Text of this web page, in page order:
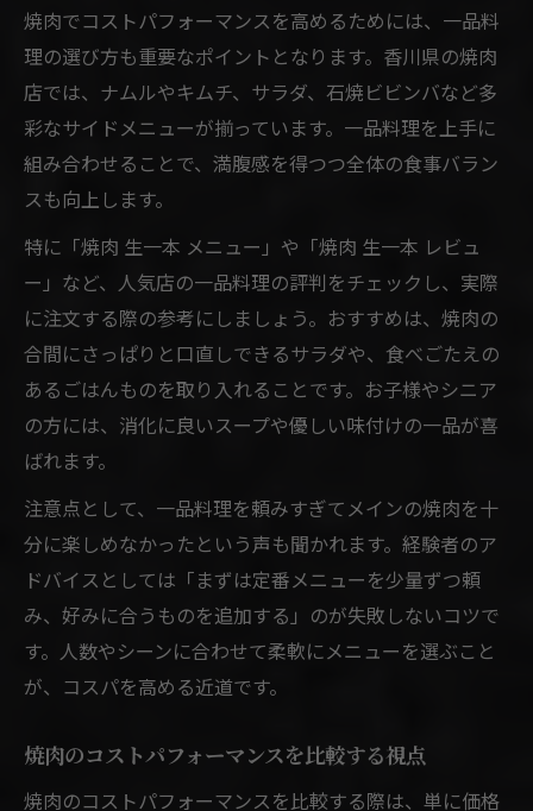
焼肉でコストパフォーマンスを高めるためには、一品料
理の選び方も重要なポイントとなります。香川県の焼肉
店では、ナムルやキムチ、サラダ、石焼ビビンバなど多
彩なサイドメニューが揃っています。一品料理を上手に
組み合わせることで、満腹感を得つつ全体の食事バラン
スも向上します。
特に「焼肉 生一本 メニュー」や「焼肉 生一本 レビュ
ー」など、人気店の一品料理の評判をチェックし、実際
に注文する際の参考にしましょう。おすすめは、焼肉の
合間にさっぱりと口直しできるサラダや、食べごたえの
あるごはんものを取り入れることです。お子様やシニア
の方には、消化に良いスープや優しい味付けの一品が喜
ばれます。
注意点として、一品料理を頼みすぎてメインの焼肉を十
分に楽しめなかったという声も聞かれます。経験者のア
ドバイスとしては「まずは定番メニューを少量ずつ頼
み、好みに合うものを追加する」のが失敗しないコツで
す。人数やシーンに合わせて柔軟にメニューを選ぶこと
が、コスパを高める近道です。
焼肉のコストパフォーマンスを比較する視点
焼肉のコストパフォーマンスを比較する際は、単に価格